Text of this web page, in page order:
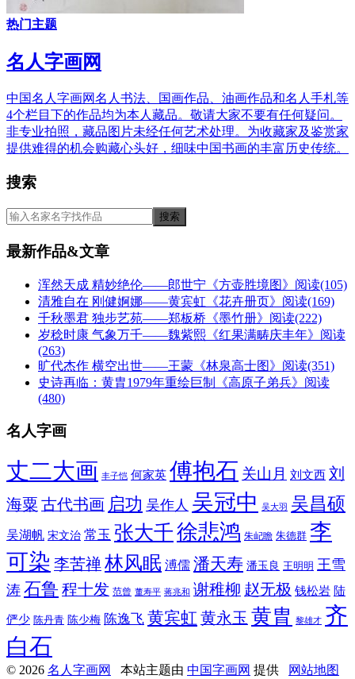
热门主题
名人字画网
中国名人字画网名人书法、国画作品、油画作品和名人手札等
4个栏目下的作品均为本人藏品。敬请大家不要有任何疑问。
非专业拍照，藏品图片未经任何艺术处理。为收藏家及鉴赏家
提供难得的机会购藏心头好，细味中国书画的丰富历史传统。
搜索
最新作品&文章
浑然天成 精妙绝伦——郎世宁《方壶胜境图》 阅读(105)
清雅自在 刚健婀娜——黄宾虹《花卉册页》 阅读(169)
千秋墨君 独步艺苑——郑板桥《墨竹册》 阅读(222)
岁稔时康 气象万千——魏紫熙《红果满畴庆丰年》 阅读
(263)
旷代杰作 横空出世——王蒙《林泉高士图》 阅读(351)
史诗再临：黄胄1979年重绘巨制《高原子弟兵》 阅读
(480)
名人字画
丈二大画 丰子恺 何家英 傅抱石 关山月 刘文西 刘
海粟 古代书画 启功 吴作人 吴冠中 吴大羽 吴昌硕
吴湖帆 宋文治 常玉 张大千徐悲鸿 朱屺瞻 朱德群 李
可染 李苦禅林风眠 溥儒 潘天寿 潘玉良 王明明 王雪
涛 石鲁 程十发 范曾 董寿平 蒋兆和 谢稚柳 赵无极 钱松岩 陆
俨少 陈丹青 陈少梅 陈逸飞 黄宾虹 黄永玉 黄胄 黎雄才 齐
白石
© 2026 名人字画网 本站主题由 中国字画网 提供
网站地图